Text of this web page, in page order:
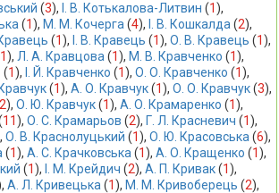
(3), І. В. Котькалова-Литвин (1),
(1), М. М. Кочерга (4), І. В. Кошкалда (2),
(1), І. В. Кравець (1), О. В. Кравець (1),
1), Л. А. Кравцова (1), М. В. Кравченко (1),
(1), І. Й. Кравченко (1), О. О. Кравченко (1),
Кравчук (1), А. О. Кравчук (1), О. О. Кравчук (3),
2), О. Ю. Кравчук (1), А. О. Крамаренко (1),
11), О. С. Крамарьов (2), Г. Л. Красневич (1),
О. В. Краснолуцький (1), О. Ю. Красовська (6),
(1), А. C. Крачковська (1), А. О. Кращенко (1),
(1), І. М. Крейдич (2), А. П. Кривак (1),
А. Л. Кривецька (1), М. М. Кривоберець (2),